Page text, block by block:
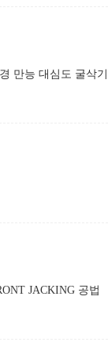
만능 대심도 굴삭기
JACKING 공법